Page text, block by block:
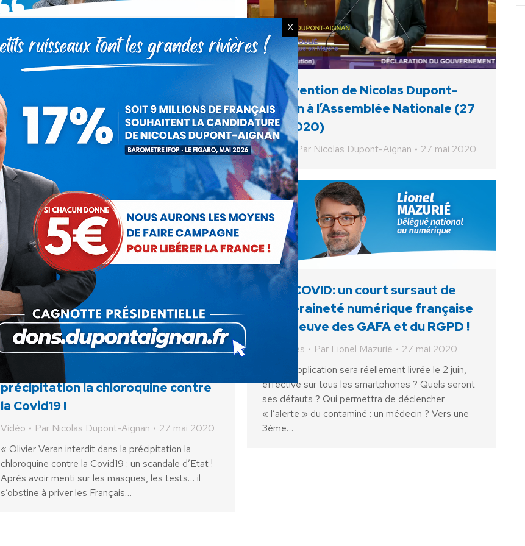
La souveraineté européenne dans
Le Monde d’Après : l’escroquerie
réchauffée de Macron
Actualités
27 mai 2020
La souveraineté européenne, c’est ce que nous
promet le président de la République pour sortir la
France et les Français de la crise socio-économique
catastrophique post-Coronavirus qui s’annonce. La
clef de…
Intervention de Nicolas Dupont-
Aignan à l’Assemblée Nationale (27
mai 2020)
Vidéo Par Nicolas Dupont-Aignan 27 mai 2020
StopCOVID: un court sursaut de
souveraineté numérique française
à l’épreuve des GAFA et du RGPD !
Actualités Par Lionel Mazurié
27 mai 2020
Quelle application sera réellement livrée le 2 juin,
effective sur tous les smartphones ? Quels seront
ses défauts ? Qui permettra de déclencher
« l’alerte » du contaminé : un médecin ? Vers une
3ème…
Olivier Veran interdit dans la
précipitation la chloroquine contre
la Covid19 !
Vidéo Par Nicolas Dupont-Aignan
27 mai 2020
« Olivier Veran interdit dans la précipitation la
chloroquine contre la Covid19 : un scandale d’Etat !
Après avoir menti sur les masques, les tests… il
s’obstine à priver les Français…
X